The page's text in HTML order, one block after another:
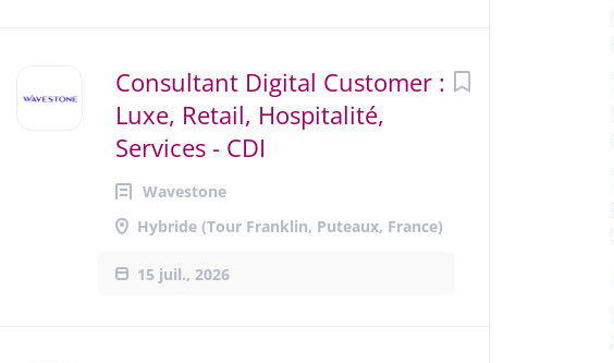
Consultant Digital Customer :
Luxe, Retail, Hospitalité,
Services - CDI
Wavestone
Hybride (Tour Franklin, Puteaux, France)
15 juil., 2026